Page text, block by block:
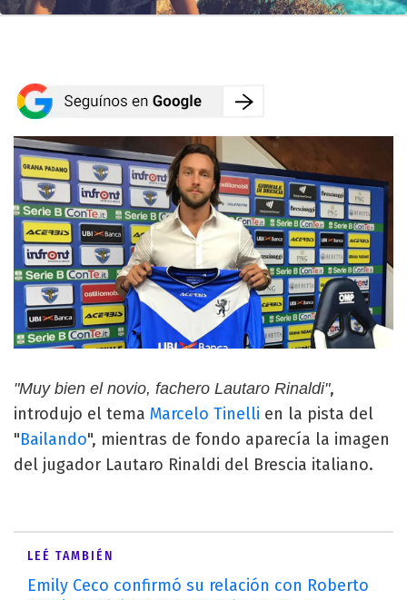
"Muy bien el novio, fachero Lautaro Rinaldi",
introdujo el tema Marcelo Tinelli en la pista del
"Bailando", mientras de fondo aparecía la imagen
del jugador Lautaro Rinaldi del Brescia italiano.
LEÉ TAMBIÉN
Emily Ceco confirmó su relación con Roberto